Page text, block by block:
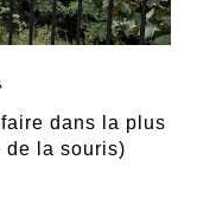
dans la plus
de la souris)